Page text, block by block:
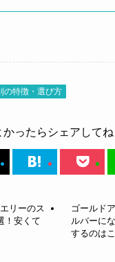
の特徴・選び方
かったらシェアしてね
リーのス
！安くて
ゴールド
ルバーに
するのは